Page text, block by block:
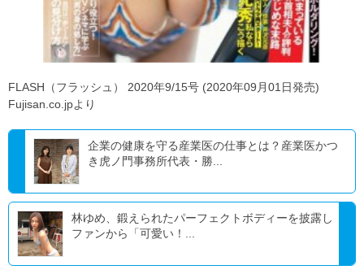
FLASH（フラッシュ） 2020年9/15号 (2020年09月01日発売)
Fujisan.co.jpより
企業の健康を守る産業医の仕事とは？産業医かつ
き虎ノ門事務所代表・勝...
林ゆめ、鍛えられたパーフェクトボディーを披露し
ファンから「可愛い！...